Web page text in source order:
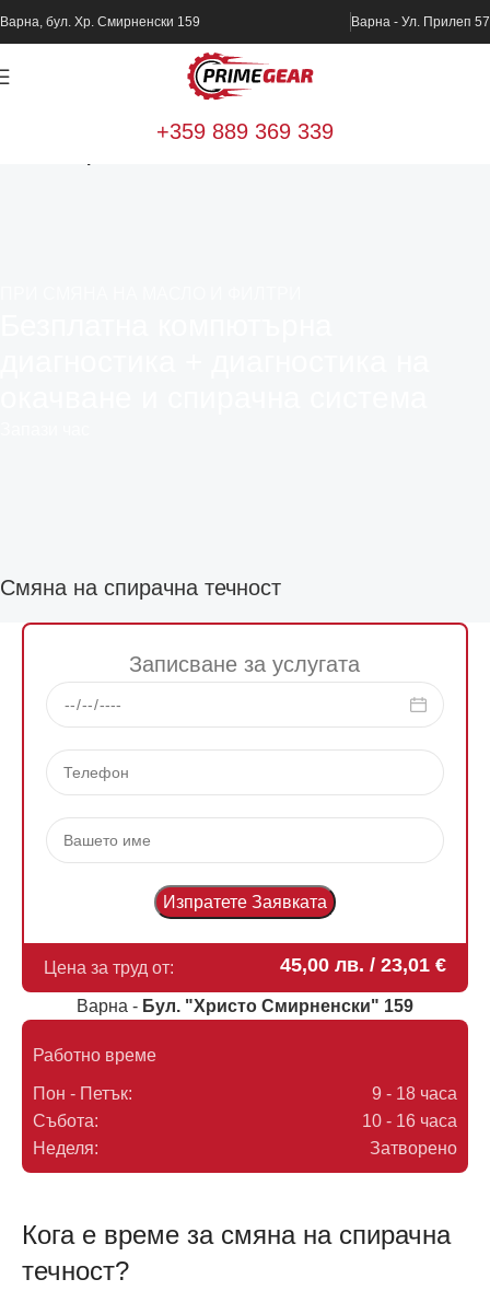
Варна, бул. Хр. Смирненски 159 Варна - Ул. Прилеп 57
+359 889 369 339
Смяна на спирачна течност
Кога е време за смяна на спирачна
течност?
Записване за услугата
Цена за труд от: 45,00 лв. / 23,01 €
Варна - Бул. "Христо Смирненски" 159
Работно време
Пон - Петък:
Събота:
Неделя:
9 - 18 часа
10 - 16 часа
Затворено